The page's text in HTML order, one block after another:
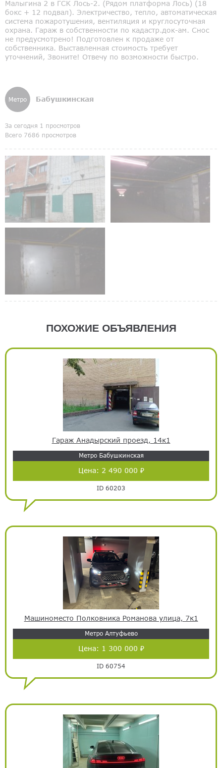
Малыгина 2 в ГСК Лось-2. (Рядом платформа Лось) (18
бокс + 12 подвал). Электричество, тепло, автоматическая
система пожаротушения, вентиляция и круглосуточная
охрана. Гараж в собственности по кадастр.док-ам. Снос
не предусмотрено! Подготовлен к продаже от
собственника. Выставленная стоимость требует
уточнений, Звоните! Отвечу по возможности быстро.
Метро Бабушкинская
За сегодня 1 просмотров
Всего 7686 просмотров
ПОХОЖИЕ ОБЪЯВЛЕНИЯ
Гараж Анадырский проезд, 14к1
Метро Бабушкинская
Цена: 2 490 000 ₽
ID 60203
Машиноместо Полковника Романова улица, 7к1
Метро Алтуфьево
Цена: 1 300 000 ₽
ID 60754